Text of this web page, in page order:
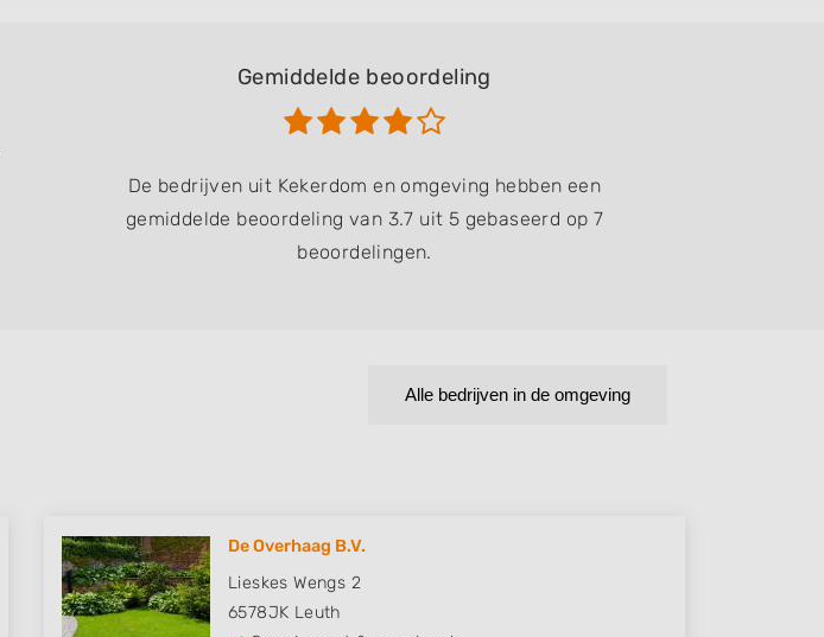
Gemiddelde beoordeling
De bedrijven uit Kekerdom en omgeving hebben een
gemiddelde beoordeling van 3.7 uit 5 gebaseerd op 7
beoordelingen.
Alle bedrijven in de omgeving
De Overhaag B.V.
Lieskes Wengs 2
6578JK Leuth